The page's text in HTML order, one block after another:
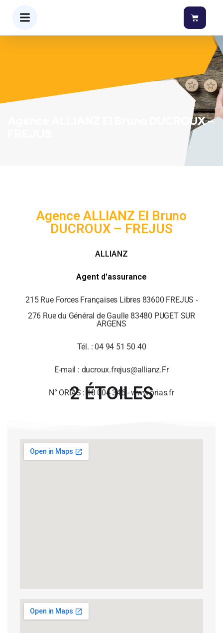
Agence ALLIANZ EI Bruno DUCROUX –
Agence ALLIANZ EI Bruno
DUCROUX – FREJUS
ALLIANZ
Agent d'assurance
215 Rue Forces Françaises Libres 83600 FREJUS -
276 Rue du Général de Gaulle 83480 PUGET SUR
ARGENS
Tél. : 04 94 51 50 40
E-mail : ducroux.frejus@allianz.Fr
N° ORIAS : 18 004 346 - www.orias.fr
2 ÉTOILES